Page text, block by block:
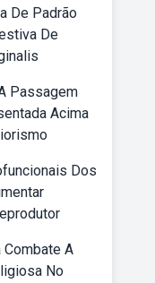
De Padrão
De
Passagem
Acima
Dos
Combate A
No